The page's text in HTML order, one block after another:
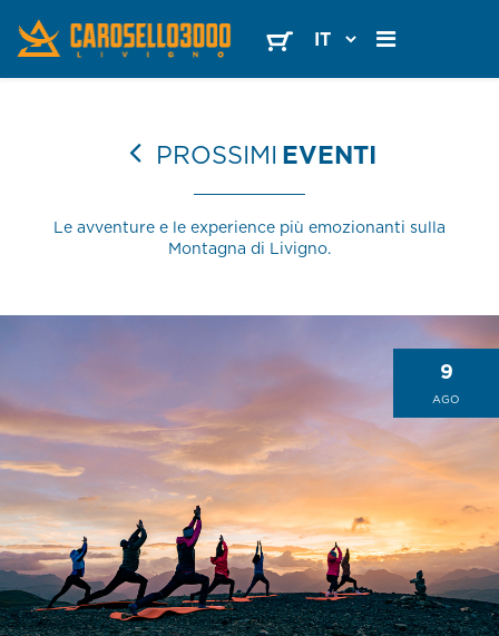
PROSSIMI EVENTI
Le avventure e le experience più emozionanti sulla
Montagna di Livigno.
9
AGO